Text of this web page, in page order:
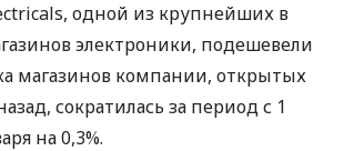
одной из крупнейших в
электроники, подешевели
магазинов компании, открытых
сократилась за период с 1
на 0,3%.